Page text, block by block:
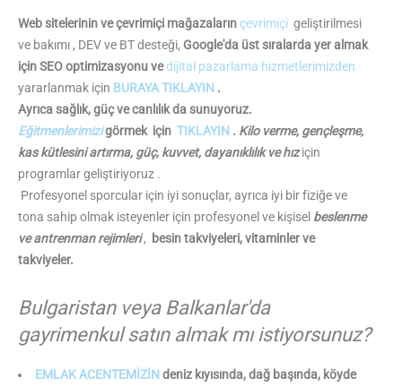
Web sitelerinin ve çevrimiçi mağazalarınçevrimiçi geliştirilmesi
ve bakımı , DEV ve BT desteği, Google'da üst sıralarda yer almak
için SEO optimizasyonu vedijital pazarlama hizmetlerimizden
yararlanmak için BURAYA TIKLAYIN .
Ayrıca sağlık, güç ve canlılık da sunuyoruz.
Eğitmenlerimizigörmek için TIKLAYIN . Kilo verme, gençleşme,
kas kütlesini artırma, güç, kuvvet, dayanıklılık ve hıziçin
programlar geliştiriyoruz .
Profesyonel sporcular için iyi sonuçlar, ayrıca iyi bir fiziğe ve
tona sahip olmak isteyenler için profesyonel ve kişisel beslenme
ve antrenman rejimleri, besin takviyeleri, vitaminler ve
takviyeler.
Bulgaristan veya Balkanlar'da
gayrimenkul satın almak mı istiyorsunuz?
EMLAK ACENTEMİZİN deniz kıyısında, dağ başında, köyde